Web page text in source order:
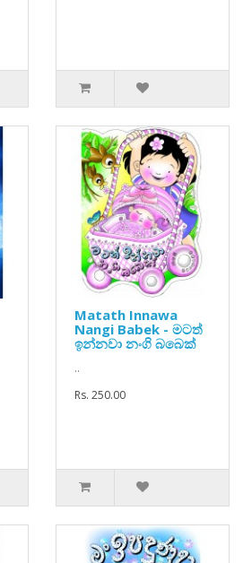
Matath Innawa
Nangi Babek - මටත්
ඉන්නවා නංගි බබෙක්
..
Rs. 250.00